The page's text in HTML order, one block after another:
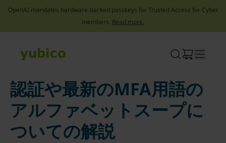
OpenAI mandates hardware-backed passkeys for Trusted Access for Cyber
members. Read more.
認証や最新のMFA用語の
アルファベットスープに
ついての解説